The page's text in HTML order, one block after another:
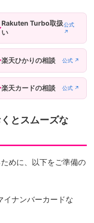
Rakuten Turbo取扱
い
公式
↗
楽天ひかりの相談 公式 ↗
楽天カードの相談 公式 ↗
とスムーズな
めに、以下をご準備の
イナンバーカードな